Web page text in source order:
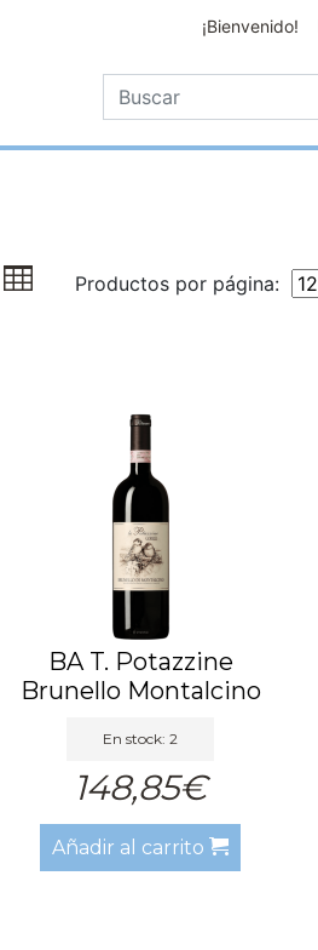
¡Bienvenido!
Productos por página:
BA T. Potazzine
Brunello Montalcino
En stock: 2
148,85€
Añadir al carrito